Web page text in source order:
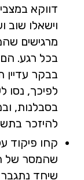
דווקא
וישאלו
מרגישים
בכל רגע.
בבקר
לפיכך, נסו
בסבלנות,
להיזכר
קחו פיקוד
שהמסר של
שיחד